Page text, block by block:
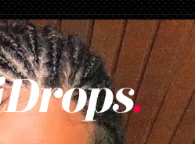
https://danidrops.com.br/tendencia-de-corte-para-cabelo-crespo-feminino/